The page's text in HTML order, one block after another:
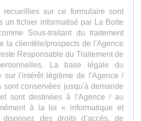
recueillies sur ce formulaire sont
un fichier informatisé par La Boite
Sous-traitant du traitement
la clientèle/prospects de l'Agence
Responsable du Traitement de
La base légale du
sur l'intérêt légitime de l'Agence /
sont conservées jusqu'à demande
sont destinées à l'Agence / au
à la loi « informatique et
des droits d’accès, de